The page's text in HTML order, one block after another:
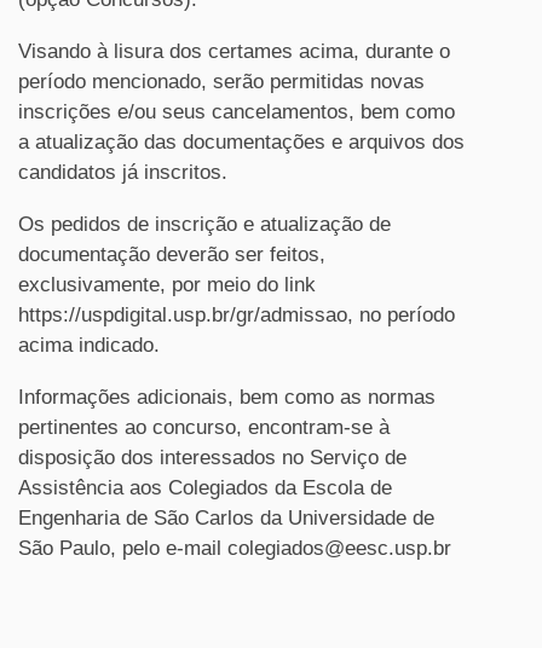
Visando à lisura dos certames acima, durante o
período mencionado, serão permitidas novas
inscrições e/ou seus cancelamentos, bem como
a atualização das documentações e arquivos dos
candidatos já inscritos.
Os pedidos de inscrição e atualização de
documentação deverão ser feitos,
exclusivamente, por meio do link
https://uspdigital.usp.br/gr/admissao, no período
acima indicado.
Informações adicionais, bem como as normas
pertinentes ao concurso, encontram-se à
disposição dos interessados no Serviço de
Assistência aos Colegiados da Escola de
Engenharia de São Carlos da Universidade de
São Paulo, pelo e-mail colegiados@eesc.usp.br